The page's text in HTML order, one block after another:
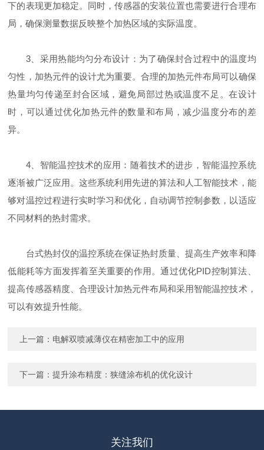
下的表现更加稳定。同时，传感器的安装位置也需要进行合理布
局，确保测量数据反映整个加热区域的实际温度。
3、采用热能均匀分布设计：为了确保封合过程中的温度均
匀性，加热元件的设计尤为重要。合理的加热元件布局可以确保
热量均匀传递至封合区域，避免局部过热或温度不足。在设计
时，可以通过优化加热元件的数量和布局，减少温度分布的差
异。
4、智能温控技术的应用：随着技术的进步，智能温控系统
逐渐被广泛应用。这些系统利用先进的算法和人工智能技术，能
够对温控过程进行实时学习和优化，自动调节控制参数，以适应
不同材料的热封需求。
台式热封仪的温控系统在保证热封质量、提高生产效率和降
低能耗等方面发挥着至关重要的作用。通过优化PID控制算法、
提高传感器精度、合理设计加热元件布局和采用智能温控技术，
可以有效提升性能。
上一篇： 电解双喷减薄仪在精密加工中的应用
下一篇：提升涂布精度：狭缝涂布机的优化设计
关注我们